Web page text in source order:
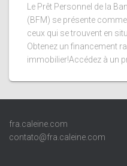
Le Prêt Personnel de la
(BFM) se présente
ceux qui se trouvent en
Obtenez un financement
immobilier!Accédez à un
fra.caleine.com
contato@fra.caleine.com